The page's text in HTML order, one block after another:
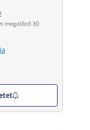
megelőző 30